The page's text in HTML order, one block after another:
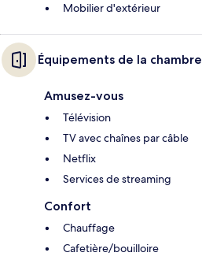
Mobilier d'extérieur
Équipements de la chambre
Amusez-vous
Télévision
TV avec chaînes par câble
Netflix
Services de streaming
Confort
Chauffage
Cafetière/bouilloire